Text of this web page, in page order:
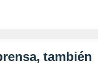
también